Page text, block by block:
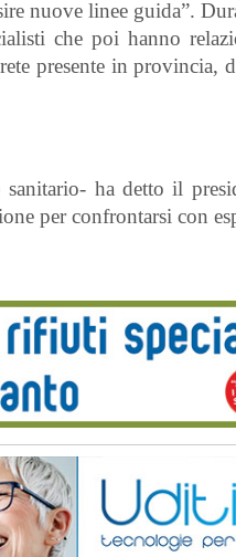
nuove linee guida”.
che poi hanno
presente in provincia,
ha detto il
per confrontarsi con